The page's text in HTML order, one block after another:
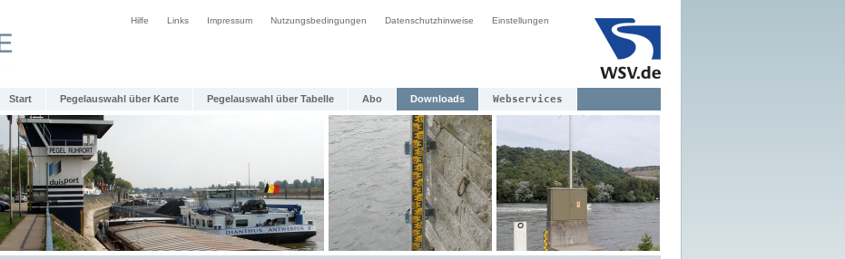
Hilfe Links Impressum Nutzungsbedingungen Datenschutzhinweise Einstellungen
Start Pegelauswahl über Karte Pegelauswahl über Tabelle Abo Downloads Webservices